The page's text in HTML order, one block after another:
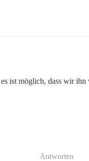
ist möglich, dass wir
Antworten